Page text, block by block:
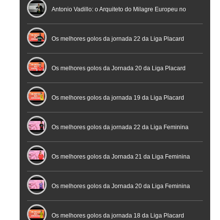
profissional em conferência histórica na Cidade do
Futebol
Antonio Vadillo: o Arquiteto do Milagre Europeu no
Futsal | Documentário
Os melhores golos da jornada 22 da Liga Placard
Os melhores golos da Jornada 20 da Liga Placard
Futsal
Os melhores golos da jornada 19 da Liga Placard
Os melhores golos da jornada 22 da Liga Feminina
Placard
Os melhores golos da Jornada 21 da Liga Feminina
Placard
Os melhores golos da Jornada 20 da Liga Feminina
Placard
Os melhores golos da jornada 18 da Liga Placard